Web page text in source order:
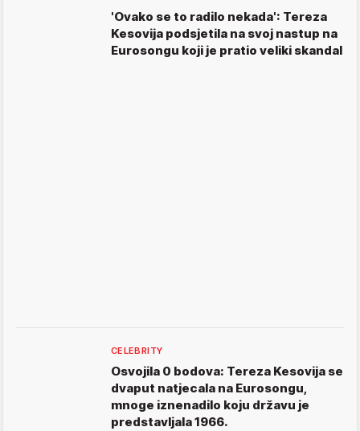
'Ovako se to radilo nekada': Tereza
Kesovija podsjetila na svoj nastup na
Eurosongu koji je pratio veliki skandal
CELEBRITY
Osvojila 0 bodova: Tereza Kesovija se
dvaput natjecala na Eurosongu,
mnoge iznenadilo koju državu je
predstavljala 1966.